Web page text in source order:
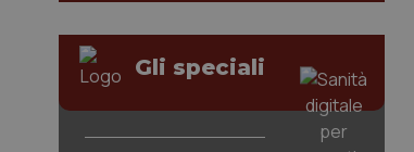
Gli speciali